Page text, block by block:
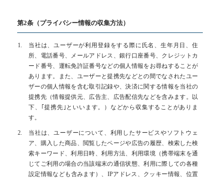
お電話での受付
0569-22-8434
第2条（プライバシー情報の収集方法）
当社は、ユーザーが利用登録をする際に氏名、生年月日、住
所、電話番号、メールアドレス、銀行口座番号、クレジットカ
ード番号、運転免許証番号などの個人情報をお尋ねすることが
あります。また、ユーザーと提携先などとの間でなされたユー
ザーの個人情報を含む取引記録や、決済に関する情報を当社の
提携先（情報提供元、広告主、広告配信先などを含みます。以
下、｢提携先｣といいます。）などから収集することがありま
す。
当社は、ユーザーについて、利用したサービスやソフトウェ
ア、購入した商品、閲覧したページや広告の履歴、検索した検
索キーワード、利用日時、利用方法、利用環境（携帯端末を通
じてご利用の場合の当該端末の通信状態、利用に際しての各種
設定情報なども含みます）、IPアドレス、クッキー情報、位置